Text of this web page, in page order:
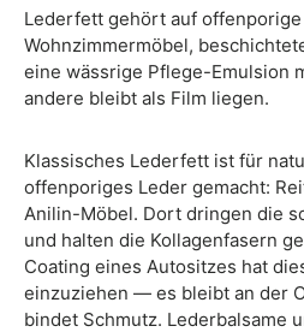
Lederfett gehört auf offenporige
Wohnzimmermöbel,
eine wässrige Pflege-Emulsion
andere bleibt als Film liegen.
Klassisches Lederfett ist für
offenporiges Leder gemacht:
Anilin-Möbel. Dort dringen die
und halten die Kollagenfasern
Coating eines Autositzes hat
einzuziehen — es bleibt an der
bindet Schmutz. Lederbalsame